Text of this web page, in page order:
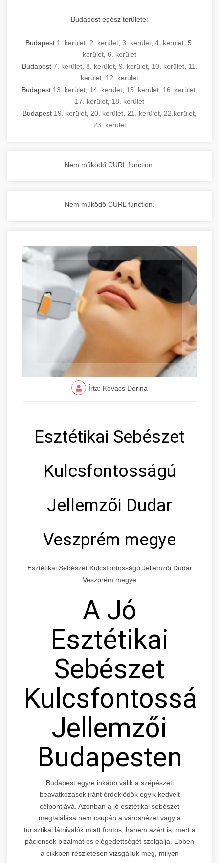
Budapest egész területe:
Budapest 1. kerület 2. kerület 3. kerület 4. kerület 5.
kerület 6. kerület
Budapest 7. kerület, 8. kerület, 9. kerület, 10. kerület, 11.
kerület 12. kerület
Budapest 13. kerület 14. kerület 15. kerület 16. kerület
17. kerület 18. kerület
Budapest 19. kerület 20. kerület 21. kerület 22.kerület
23. kerület
Nem működő CURL function.
Nem működő CURL function.
Írta: Kovács Dorina
Esztétikai Sebészet
Kulcsfontosságú
Jellemzői Dudar
Veszprém megye
Esztétikai Sebészet Kulcsfontosságú Jellemzői Dudar
Veszprém megye
A Jó
Esztétikai
Sebészet
Jellemzői
Budapesten
Budapest egyre inkább válik a szépészeti
beavatkozások iránt érdeklődők egyik kedvelt
célpontjává. Azonban a jó esztétikai sebészet
megtalálása nem csupán a városnézet vagy a
turisztikai látnivalók miatt fontos, hanem azért is, mert a
páciensek bizalmát és elégedettségét szolgálja. Ebben
a cikkben részletesen vizsgáljuk meg, milyen